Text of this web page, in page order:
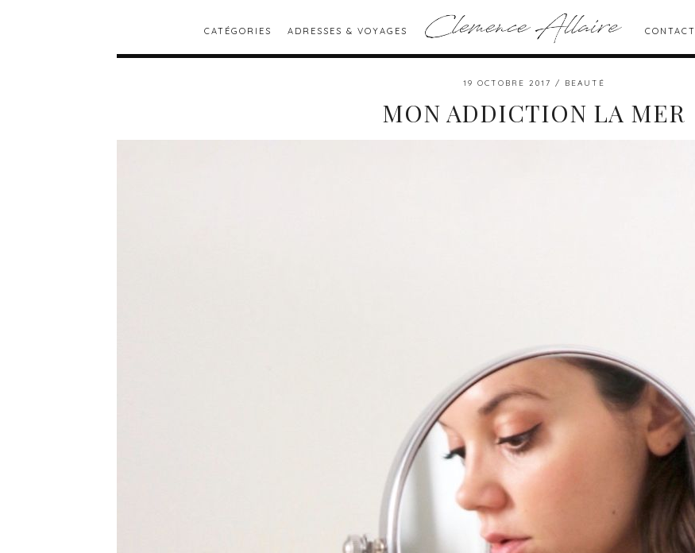
CATÉGORIES ADRESSES & VOYAGES CONTACT
19 OCTOBRE 2017 BEAUTÉ
MON ADDICTION LA MER